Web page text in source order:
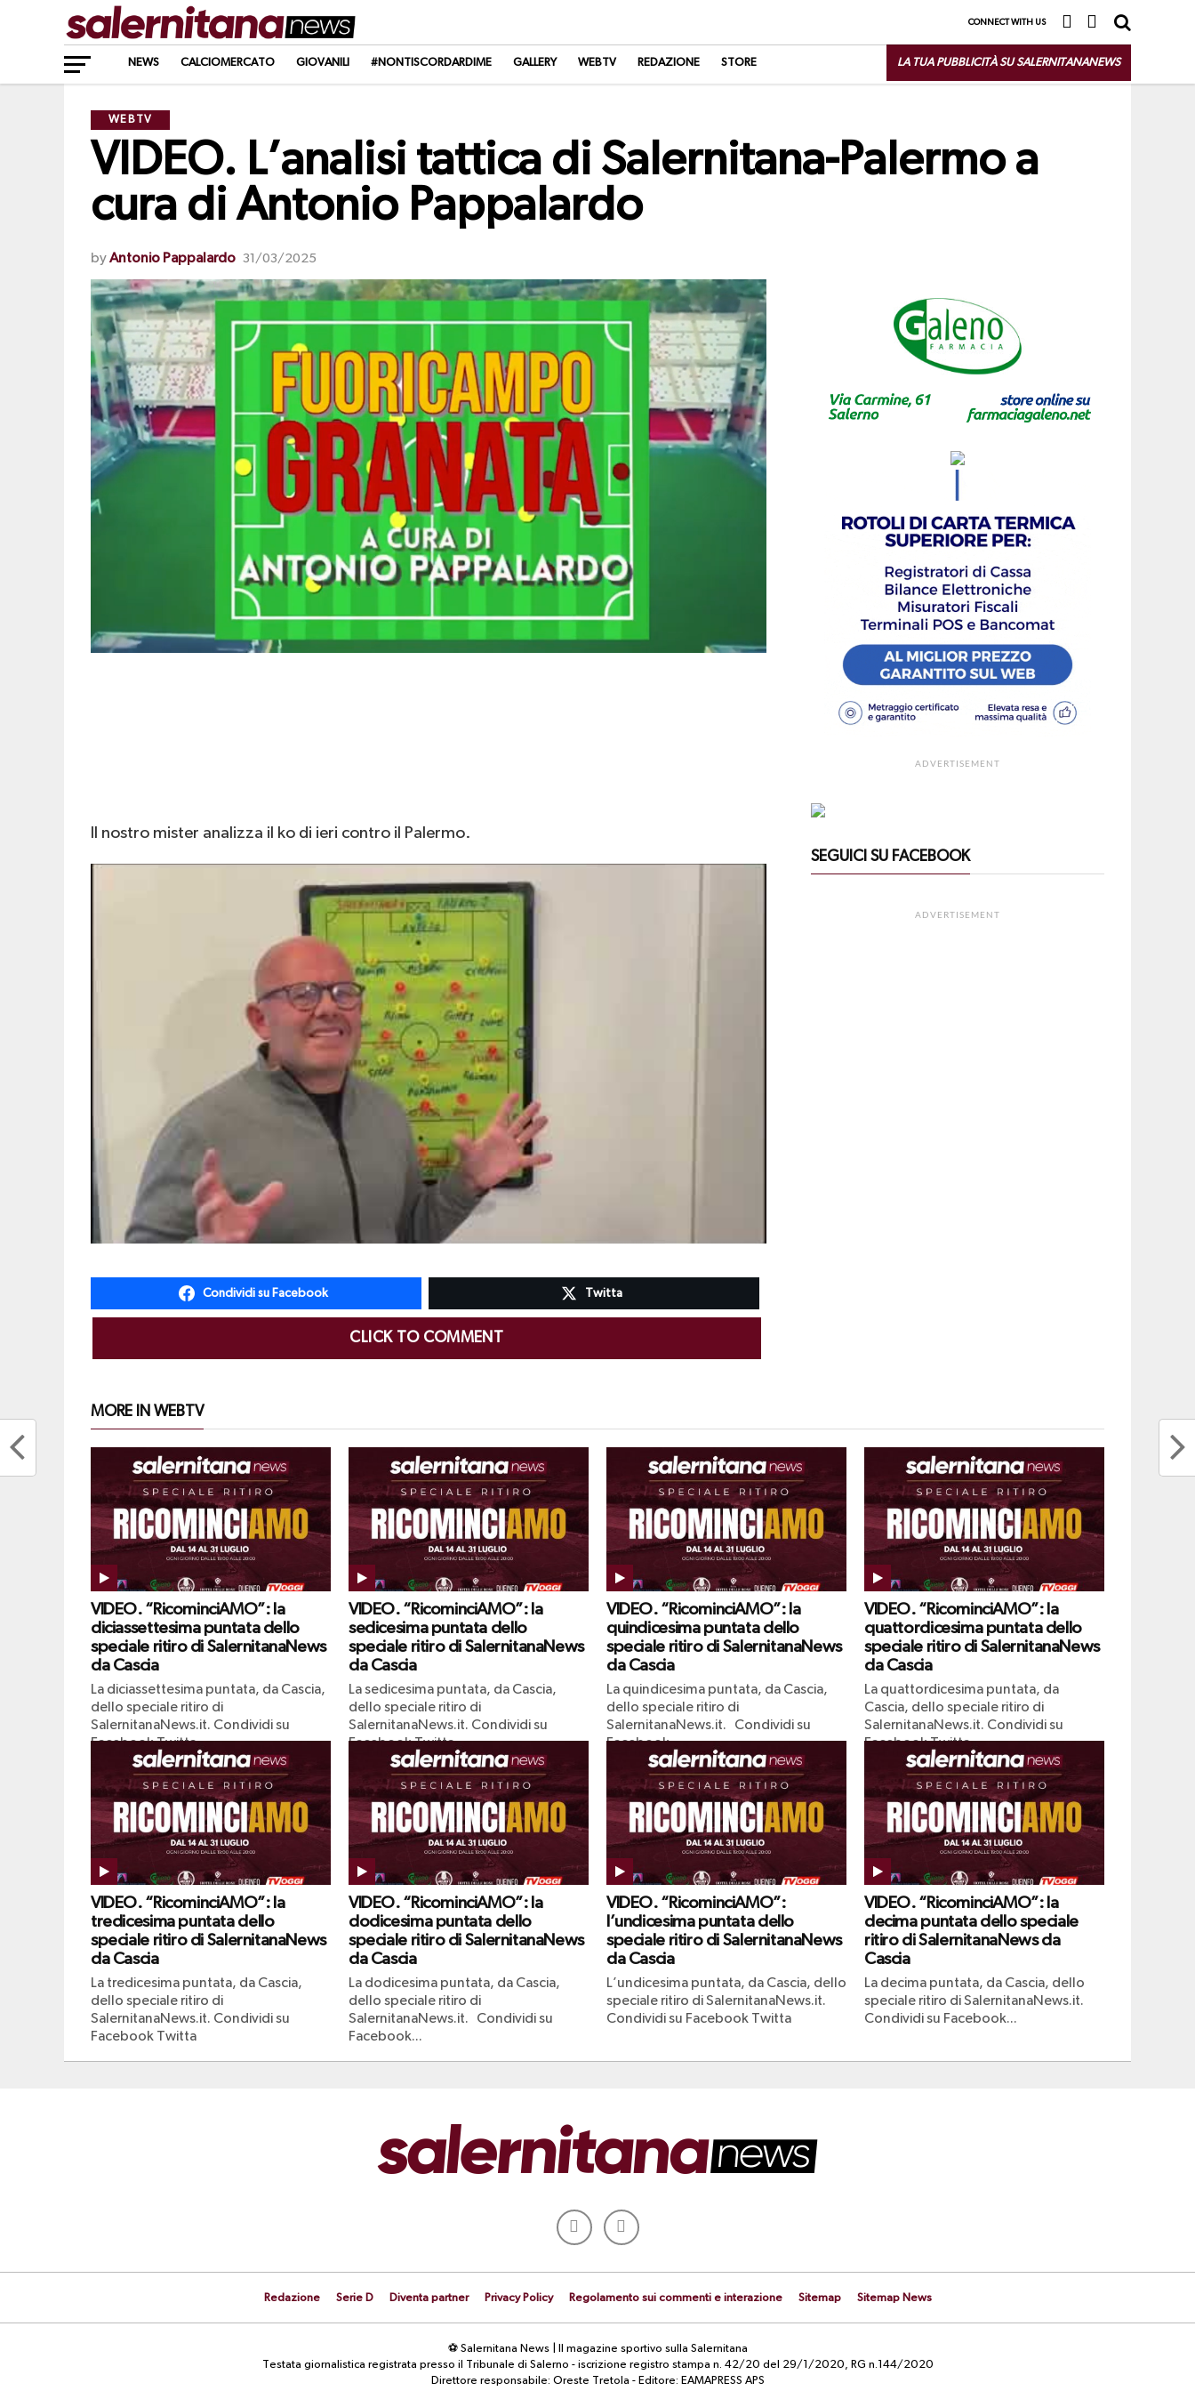
CONNECT WITH US
NEWS CALCIOMERCATO GIOVANILI #NONTISCORDARDIME GALLERY WEBTV REDAZIONE STORE LA TUA PUBBLICITÀ SU SALERNITANANEWS
WEBTV
VIDEO. L’analisi tattica di Salernitana-Palermo a
cura di Antonio Pappalardo
byAntonio Pappalardo 31/03/2025
Il nostro mister analizza il ko di ieri contro il Palermo.
Condividi su Facebook Twitta
CLICK TO COMMENT
ADVERTISEMENT
SEGUICI SU FACEBOOK
ADVERTISEMENT
MORE IN WEBTV
VIDEO. “RicominciAMO”: la
diciassettesima puntata dello
speciale ritiro di SalernitanaNews
da Cascia
La diciassettesima puntata, da Cascia,
dello speciale ritiro di
SalernitanaNews.it. Condividi su
Facebook Twitta
VIDEO. “RicominciAMO”: la
sedicesima puntata dello
speciale ritiro di SalernitanaNews
da Cascia
La sedicesima puntata, da Cascia,
dello speciale ritiro di
SalernitanaNews.it. Condividi su
Facebook Twitta
VIDEO. “RicominciAMO”: la
quindicesima puntata dello
speciale ritiro di SalernitanaNews
da Cascia
La quindicesima puntata, da Cascia,
dello speciale ritiro di
SalernitanaNews.it. Condividi su
Facebook...
VIDEO. “RicominciAMO”: la
quattordicesima puntata dello
speciale ritiro di SalernitanaNews
da Cascia
La quattordicesima puntata, da
Cascia, dello speciale ritiro di
SalernitanaNews.it. Condividi su
Facebook Twitta
VIDEO. “RicominciAMO”: la
tredicesima puntata dello
speciale ritiro di SalernitanaNews
da Cascia
La tredicesima puntata, da Cascia,
dello speciale ritiro di
SalernitanaNews.it. Condividi su
Facebook Twitta
VIDEO. “RicominciAMO”: la
dodicesima puntata dello
speciale ritiro di SalernitanaNews
da Cascia
La dodicesima puntata, da Cascia,
dello speciale ritiro di
SalernitanaNews.it. Condividi su
Facebook...
VIDEO. “RicominciAMO”:
l’undicesima puntata dello
speciale ritiro di SalernitanaNews
da Cascia
L’undicesima puntata, da Cascia, dello
speciale ritiro di SalernitanaNews.it.
Condividi su Facebook Twitta
VIDEO. “RicominciAMO”: la
decima puntata dello speciale
ritiro di SalernitanaNews da
Cascia
La decima puntata, da Cascia, dello
speciale ritiro di SalernitanaNews.it.
Condividi su Facebook...
Redazione Serie D Diventa partner Privacy Policy Regolamento sui commenti e interazione Sitemap Sitemap News
⚽ Salernitana News | Il magazine sportivo sulla Salernitana
Testata giornalistica registrata presso il Tribunale di Salerno - iscrizione registro stampa n. 42/20 del 29/1/2020, RG n.144/2020
Direttore responsabile: Oreste Tretola - Editore: EAMAPRESS APS